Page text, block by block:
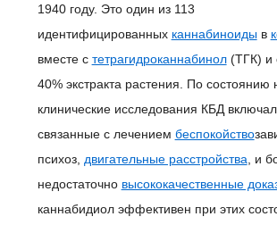
1940 году. Это один из 113
идентифицированных каннабиноидыв
вместе с тетрагидроканнабинол(ТГК) и
40% экстракта растения. По состоянию
клинические исследования КБД
связанные с лечением беспокойство
психоз, двигательные расстройства , и
недостаточно высококачественные
каннабидиол эффективен при этих